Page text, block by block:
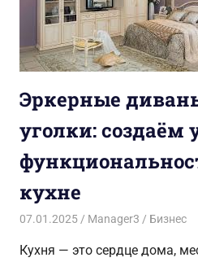
Эркерные
уголки: создаём
кухне
07.01.2025 Manager3 Бизнес
Кухня — это сердце дома,